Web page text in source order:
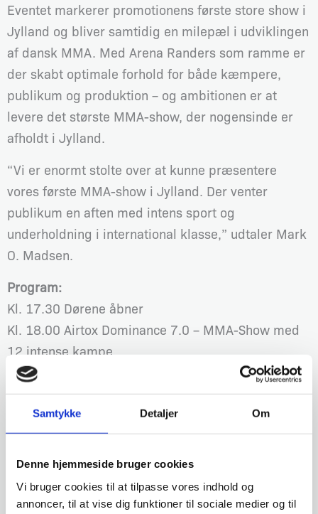
Samtykke Detaljer Om
Denne hjemmeside bruger cookies
Vi bruger cookies til at tilpasse vores indhold og
annoncer, til at vise dig funktioner til sociale medier og til
Eventet markerer promotionens første store show i
Jylland og bliver samtidig en milepæl i udviklingen
af dansk MMA. Med Arena Randers som ramme er
der skabt optimale forhold for både kæmpere,
publikum og produktion – og ambitionen er at
levere det største MMA-show, der nogensinde er
afholdt i Jylland.
“Vi er enormt stolte over at kunne præsentere
vores første MMA-show i Jylland. Der venter
publikum en aften med intens sport og
underholdning i international klasse,” udtaler Mark
O. Madsen.
Program:
Kl. 17.30 Dørene åbner
Kl. 18.00 Airtox Dominance 7.0 – MMA-Show med
12 intense kampe
Kl. 23.00 Forventet afslutning
Oplev AIRTOX DOMINANCE helt tæt på!
VIP – Program:
Kl. 16.30-17.00 – Ankomst
(Arenaen åbner først kl. 17.30 – VIP Cage Side er et